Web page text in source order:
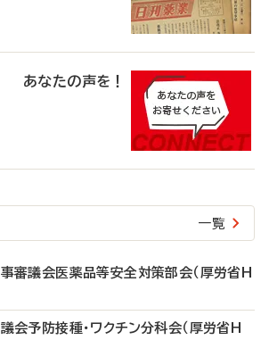
あなたの声を！
一覧
審議会医薬品等安全対策部会（厚労省H
予防接種・ワクチン分科会（厚労省H